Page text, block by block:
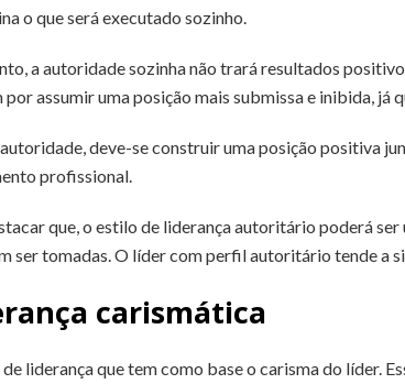
o que será executado sozinho.
a autoridade sozinha não trará resultados
por assumir uma posição mais submissa e inibida, já
autoridade, deve-se construir uma posição positiva
profissional.
que, o estilo de liderança autoritário poderá
ser tomadas. O líder com perfil autoritário tende a
carismática
liderança que tem como base o carisma do líder.